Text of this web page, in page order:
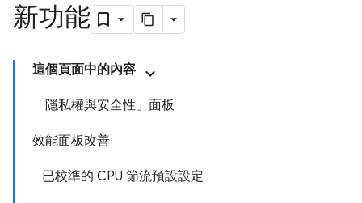
新功能
這個頁面中的內容
「隱私權與安全性」面板
效能面板改善
已校準的 CPU 節流預設設定